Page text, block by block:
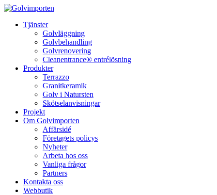
Tjänster
Golvläggning
Golvbehandling
Golvrenovering
Cleanentrance® entrélösning
Produkter
Terrazzo
Granitkeramik
Golv i Natursten
Skötselanvisningar
Projekt
Om Golvimporten
Affärsidé
Företagets policys
Nyheter
Arbeta hos oss
Vanliga frågor
Partners
Kontakta oss
Webbutik